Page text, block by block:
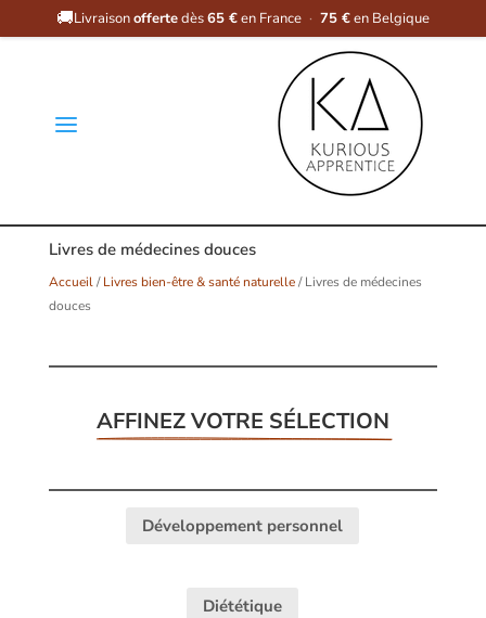
🚚Livraisonoffertedès65 €en France · 75 €en Belgique
a
Livres de médecines douces
Accueil/Livres bien-être & santé naturelle/ Livres de médecines
douces
AFFINEZ VOTRE SÉLECTION
Développement personnel
Diététique